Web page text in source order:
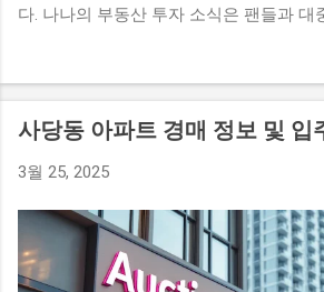
다. 나나의 부동산 투자 소식은 팬들과 대
있다. 나나의 매입 금액은 무려 42억 원으
금자리는 기대와 흥미를 자아내고 있다.
히 활동하며 많은 인기를 끌고 있는 스타
례로, 팬들에게도 긍정적인 반응을 얻고
자에 대한 관심은 그녀의 개인적인 재산
궁금증을 불러일으키기도 했다. 한편, 나
사당동 아파트 경매 정보 및 입
3월 25, 2025